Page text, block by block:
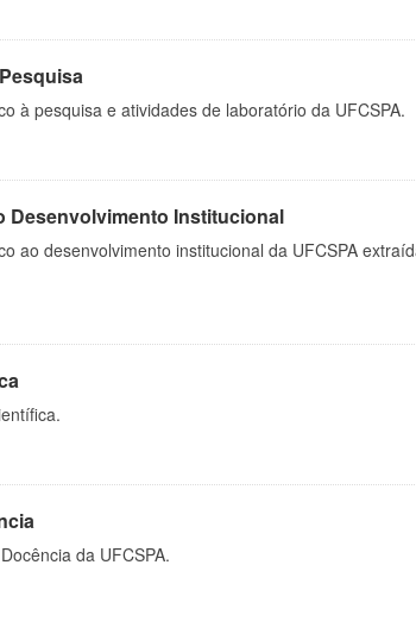
à pesquisa e atividades de laboratório da UFCSPA.
Desenvolvimento Institucional
ao desenvolvimento institucional da UFCSPA
da UFCSPA.